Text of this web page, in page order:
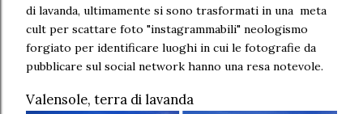
di lavanda, ultimamente si sono trasformati in una meta
cult per scattare foto "instagrammabili" neologismo
forgiato per identificare luoghi in cui le fotografie da
pubblicare sul social network hanno una resa notevole.
Valensole, terra di lavanda